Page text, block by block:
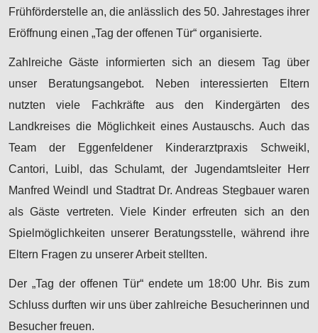
Frühförderstelle an, die anlässlich des 50. Jahrestages ihrer
Eröffnung einen „Tag der offenen Tür“ organisierte.
Zahlreiche Gäste informierten sich an diesem Tag über
unser Beratungsangebot. Neben interessierten Eltern
nutzten viele Fachkräfte aus den Kindergärten des
Landkreises die Möglichkeit eines Austauschs. Auch das
Team der Eggenfeldener Kinderarztpraxis Schweikl,
Cantori, Luibl, das Schulamt, der Jugendamtsleiter Herr
Manfred Weindl und Stadtrat Dr. Andreas Stegbauer waren
als Gäste vertreten. Viele Kinder erfreuten sich an den
Spielmöglichkeiten unserer Beratungsstelle, während ihre
Eltern Fragen zu unserer Arbeit stellten.
Der „Tag der offenen Tür“ endete um 18:00 Uhr. Bis zum
Schluss durften wir uns über zahlreiche Besucherinnen und
Besucher freuen.